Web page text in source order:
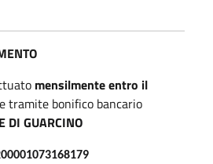
mensilmente entro il
tramite bonifico bancario
DI GUARCINO